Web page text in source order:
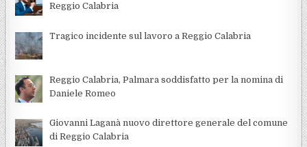
Reggio Calabria
Tragico incidente sul lavoro a Reggio Calabria
Reggio Calabria, Palmara soddisfatto per la nomina di
Daniele Romeo
Giovanni Laganà nuovo direttore generale del comune
di Reggio Calabria